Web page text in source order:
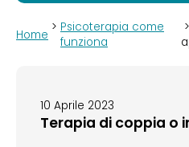
Home > Psicoterapia come
funziona
10 Aprile 2023
Terapia di coppia o